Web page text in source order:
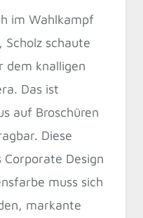
im Wahlkampf
schaute
dem knalligen
Das ist
auf Broschüren
Diese
Design
muss sich
markante